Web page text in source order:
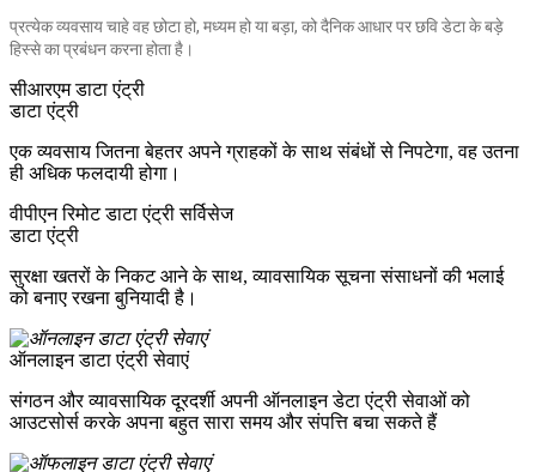
प्रत्येक व्यवसाय चाहे वह छोटा हो, मध्यम हो या बड़ा, को दैनिक आधार पर छवि डेटा के बड़े
हिस्से का प्रबंधन करना होता है।
सीआरएम डाटा एंट्री
डाटा एंट्री
एक व्यवसाय जितना बेहतर अपने ग्राहकों के साथ संबंधों से निपटेगा, वह उतना
ही अधिक फलदायी होगा।
वीपीएन रिमोट डाटा एंट्री सर्विसेज
डाटा एंट्री
सुरक्षा खतरों के निकट आने के साथ, व्यावसायिक सूचना संसाधनों की भलाई
को बनाए रखना बुनियादी है।
ऑनलाइन डाटा एंट्री सेवाएं
संगठन और व्यावसायिक दूरदर्शी अपनी ऑनलाइन डेटा एंट्री सेवाओं को
आउटसोर्स करके अपना बहुत सारा समय और संपत्ति बचा सकते हैं